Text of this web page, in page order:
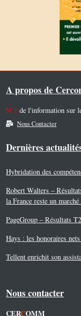
A propos de
N°1 de l'information sur
Nous Contacter
Dernières
Hybridation des
Robert Walters –
la France reste un
PageGroup – Résultats
Hays : les honoraires
Tellent enrichit son
Nous contacter
CERCOMM